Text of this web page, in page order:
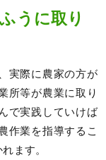
うに取り
実際に農家の方が
所等が農業に取り
で実践していけば
作業を指導するこ
ます。